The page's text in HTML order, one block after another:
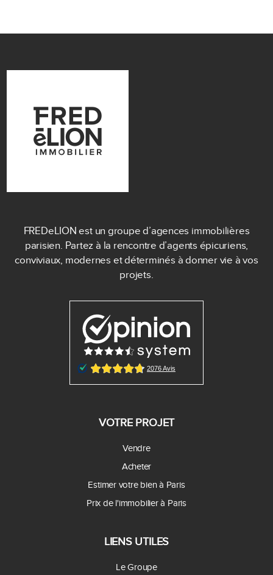
FREDeLION est un groupe d’agences immobilières
parisien. Partez à la rencontre d’agents épicuriens,
conviviaux, modernes et déterminés à donner vie à vos
projets.
VOTRE PROJET
Vendre
Acheter
Estimer votre bien à Paris
Prix de l'immobilier à Paris
LIENS UTILES
Le Groupe